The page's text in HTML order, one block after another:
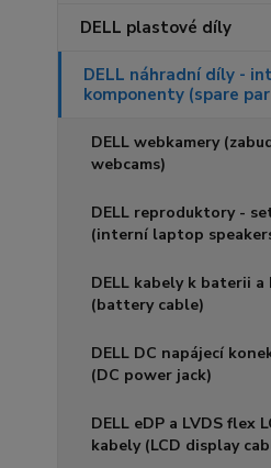
DELL plastové díly
DELL náhradní díly -
komponenty (spare
DELL webkamery
webcams)
DELL reproduktory -
(interní laptop
DELL kabely k baterii a
(battery cable)
DELL DC napájecí
(DC power jack)
DELL eDP a LVDS flex
kabely (LCD display